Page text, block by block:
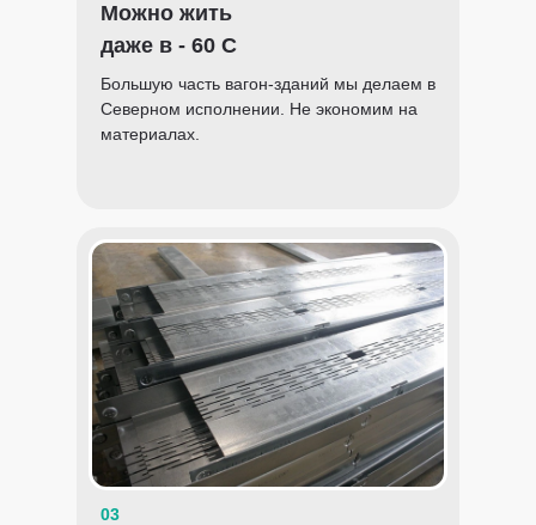
Можно жить
даже в - 60 С
Большую часть вагон-зданий мы делаем в
Северном исполнении. Не экономим на
материалах.
03